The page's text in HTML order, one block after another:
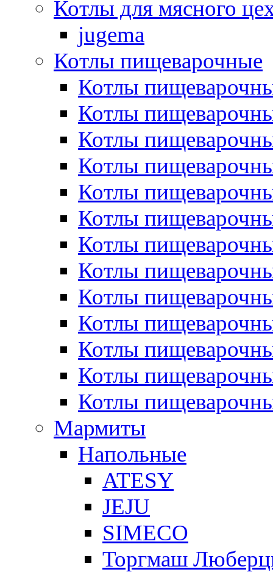
Котлы для мясного
jugema
Котлы пищеварочные
Котлы
Котлы
Котлы
Котлы
Котлы
Котлы
Котлы
Котлы
Котлы
Котлы
Котлы
Котлы
Котлы
Мармиты
Напольные
ATESY
JEJU
SIMECO
Торгмаш